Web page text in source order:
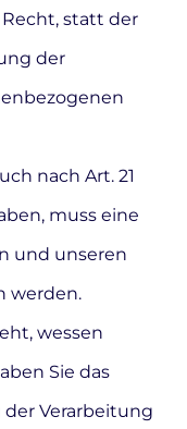
statt der
der
nach Art. 21
muss eine
und unseren
werden.
wessen
Sie das
Verarbeitung